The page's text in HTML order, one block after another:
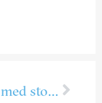
PTG med stor leveranse til nytt lagerhotell